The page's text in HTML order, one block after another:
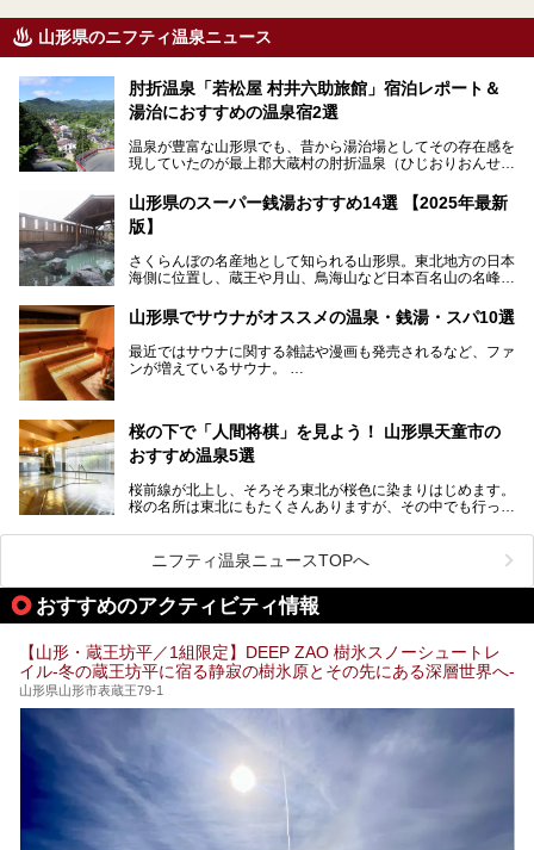
山形県のニフティ温泉ニュース
肘折温泉「若松屋 村井六助旅館」宿泊レポート＆
湯治におすすめの温泉宿2選
温泉が豊富な山形県でも、昔から湯治場としてその存在感を
現していたのが最上郡大蔵村の肘折温泉（ひじおりおんせ
今回はその肘折温泉の「若松屋 村井六助旅館」に宿泊した
体験レポートとおすすめの温泉宿を2軒ご紹介します。
鄙びた風情があり、源泉掛け流しの旅館も多い肘折温泉は、
す。
山形県のスーパー銭湯おすすめ14選 【2025年最新
版】
さくらんぼの名産地として知られる山形県。東北地方の日本
海側に位置し、蔵王や月山、鳥海山など日本百名山の名峰や
の細道」全行程の1/3にあたる期間を山形県で過ごしたとい
われることからも、山形の深い魅力がうかがえます。
山形県はまた、県内全域に多様な温泉があり、35ある市町
村のすべてで温泉が湧いているという温泉県。そんな山形県
でぜひチェックしたいスーパー銭湯をご紹介します。
山形県でサウナがオススメの温泉・銭湯・スパ10選
最近ではサウナに関する雑誌や漫画も発売されるなど、ファ
ンが増えているサウナ。
こだわりを持つ施設も増えています。
今回はそんな今話題のサウナが楽しめる、山形県内にあるオ
ススメ温泉・銭湯・スパを10件まとめてご紹介します。
桜の下で「人間将棋」を見よう！ 山形県天童市の
おすすめ温泉5選
桜前線が北上し、そろそろ東北が桜色に染まりはじめます。
桜の名所は東北にもたくさんありますが、その中でも行って
舞鶴山の山頂まで軽いハイキングの気分で登れば、そこでは
なんと「人間将棋」が行われているのです！
「人間将棋」とは昭和31年から毎年春に山形県天童市で行
われている一大イベントで、甲冑や着物姿の武者に扮した人
人気漫画「３月のライオン」の中でもこの人間将棋のシーン
が描かれ、「坊」こと二海堂氏の甲冑のあまりの似合いっぷ
りに、思わず吹き出してしまった読者もいることでしょう。
2017年は4月22日（土）・23日（日）に舞鶴山の頂上で行
将棋終了後、小学生以上の一般市民がプロ棋士と対局するこ
とができます。
天童市には温泉も多数あるので、桜と人間将棋を見た後はゆ
っくり温泉に浸かってはいかがでしょうか。
ニフティ温泉ニュースTOPへ
おすすめのアクティビティ情報
【山形・蔵王坊平／1組限定】DEEP ZAO 樹氷スノーシュートレ
イル-冬の蔵王坊平に宿る静寂の樹氷原とその先にある深層世界へ-
山形県山形市表蔵王79-1